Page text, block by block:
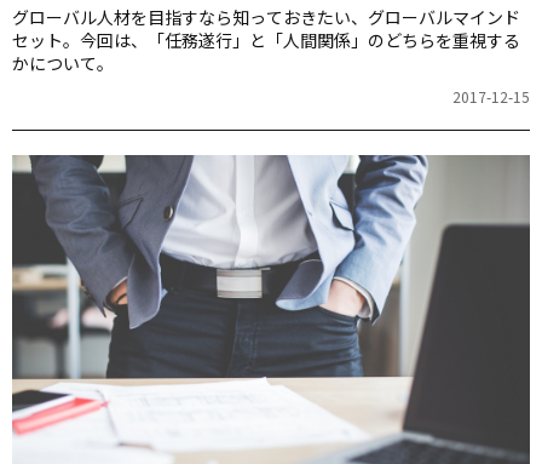
グローバル人材を目指すなら知っておきたい、グローバルマインド
セット。今回は、「任務遂行」と「人間関係」のどちらを重視する
かについて。
2017-12-15